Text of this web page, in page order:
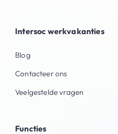
Intersoc werkvakanties
Blog
Contacteer ons
Veelgestelde vragen
Functies